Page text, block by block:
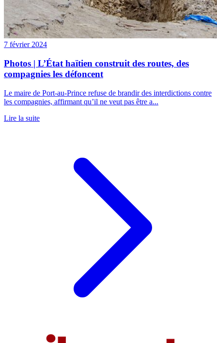
7 février 2024
Photos | L’État haïtien construit des routes, des
compagnies les défoncent
Le maire de Port-au-Prince refuse de brandir des interdictions contre
les compagnies, affirmant qu’il ne veut pas être a...
Lire la suite